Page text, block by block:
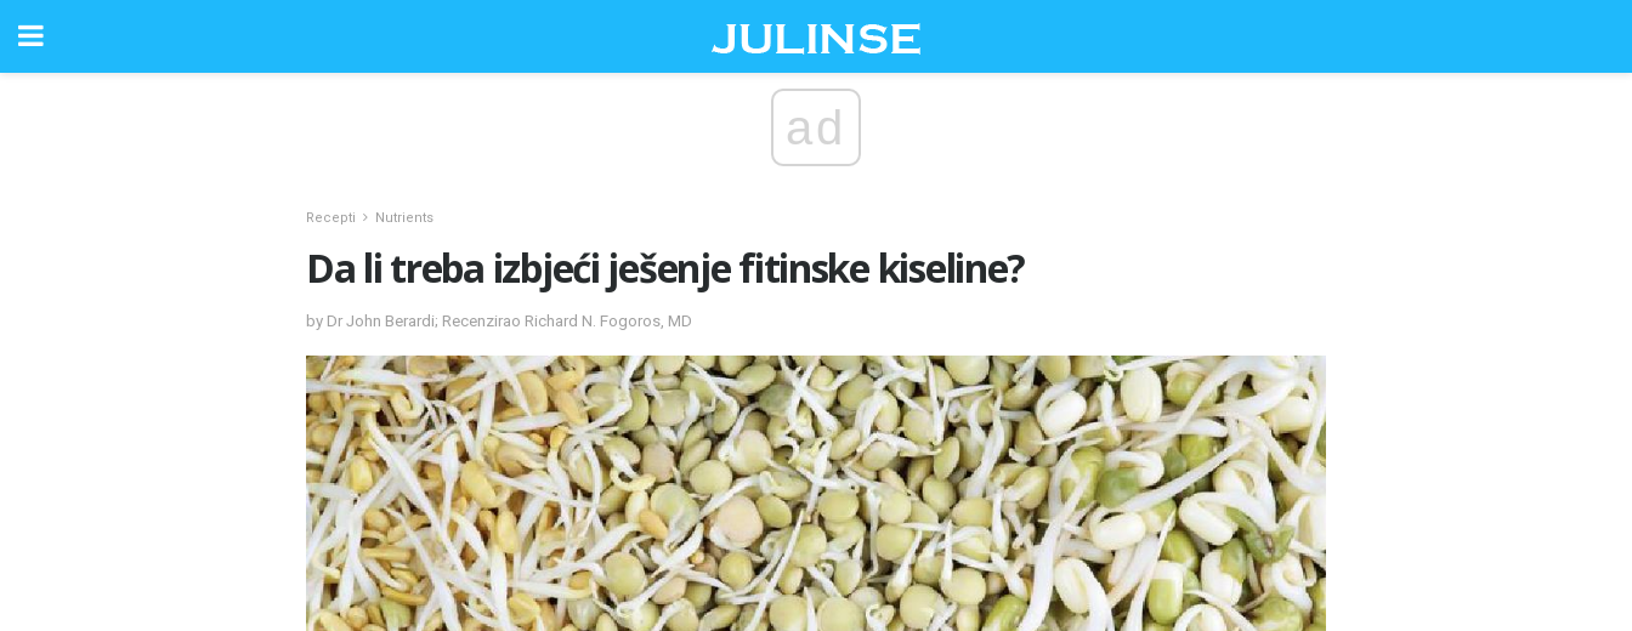
ad
Recepti Nutrients
Da li treba izbjeći ješenje fitinske kiseline?
by Dr John Berardi; Recenzirao Richard N. Fogoros, MD